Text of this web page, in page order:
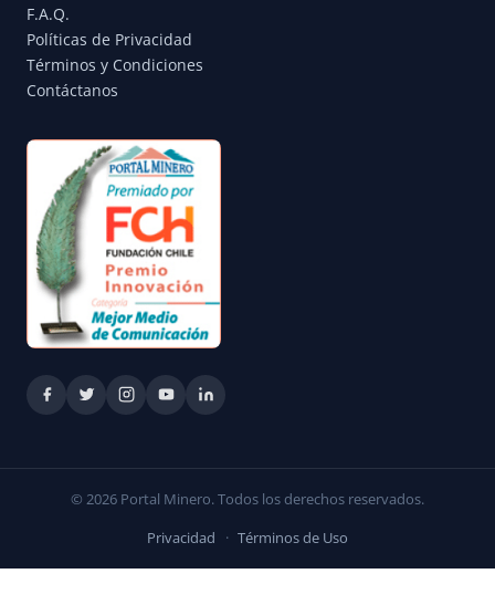
F.A.Q.
Políticas de Privacidad
Términos y Condiciones
Contáctanos
© 2026 Portal Minero. Todos los derechos reservados.
Privacidad · Términos de Uso